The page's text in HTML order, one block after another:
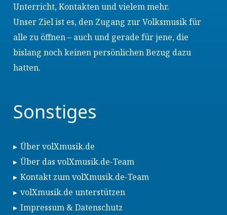
Unterricht, Kontakten und vielem mehr.
Unser Ziel ist es, den Zugang zur Volksmusik für
alle zu öffnen – auch und gerade für jene, die
bislang noch keinen persönlichen Bezug dazu
hatten.
Sonstiges
Über volXmusik.de
Über das volXmusik.de-Team
Kontakt zum volXmusik.de-Team
volXmusik.de unterstützen
Impressum & Datenschutz